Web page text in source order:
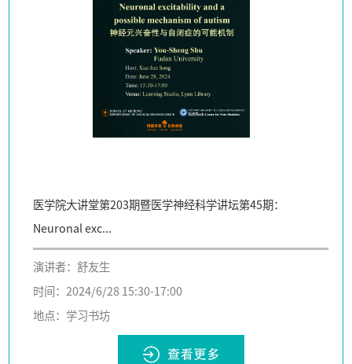
医学院大讲堂第203期暨医学神经科学讲坛第45期：
Neuronal exc...
演讲者：舒友生
时间：2024/6/28 15:30-17:00
地点：学习书坊